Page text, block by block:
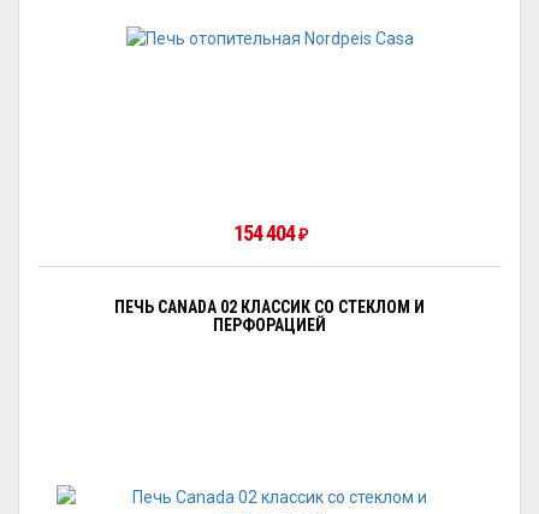
154 404₽
ПЕЧЬ CANADA 02 КЛАССИК СО СТЕКЛОМ И
ПЕРФОРАЦИЕЙ